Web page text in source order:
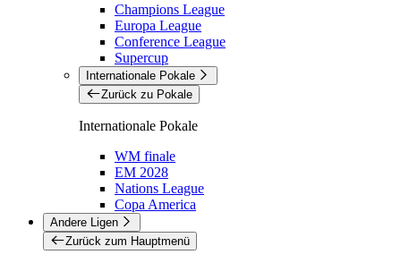
Champions League
Europa League
Conference League
Supercup
Internationale Pokale
Zurück zu Pokale
Internationale Pokale
WM finale
EM 2028
Nations League
Copa America
Andere Ligen
Zurück zum Hauptmenü